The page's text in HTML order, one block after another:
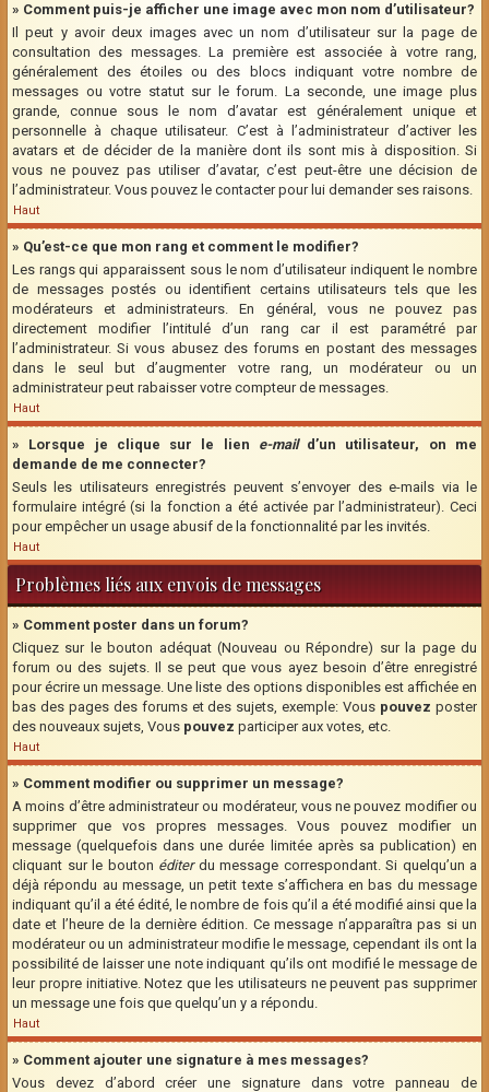
» Comment puis-je afficher une image avec mon nom d’utilisateur?
Il peut y avoir deux images avec un nom d’utilisateur sur la page de
consultation des messages. La première est associée à votre rang,
généralement des étoiles ou des blocs indiquant votre nombre de
messages ou votre statut sur le forum. La seconde, une image plus
grande, connue sous le nom d’avatar est généralement unique et
personnelle à chaque utilisateur. C’est à l’administrateur d’activer les
avatars et de décider de la manière dont ils sont mis à disposition. Si
vous ne pouvez pas utiliser d’avatar, c’est peut-être une décision de
l’administrateur. Vous pouvez le contacter pour lui demander ses raisons.
Haut
» Qu’est-ce que mon rang et comment le modifier?
Les rangs qui apparaissent sous le nom d’utilisateur indiquent le nombre
de messages postés ou identifient certains utilisateurs tels que les
modérateurs et administrateurs. En général, vous ne pouvez pas
directement modifier l’intitulé d’un rang car il est paramétré par
l’administrateur. Si vous abusez des forums en postant des messages
dans le seul but d’augmenter votre rang, un modérateur ou un
administrateur peut rabaisser votre compteur de messages.
Haut
» Lorsque je clique sur le lien e-maild’un utilisateur, on me
demande de me connecter?
Seuls les utilisateurs enregistrés peuvent s’envoyer des e-mails via le
formulaire intégré (si la fonction a été activée par l’administrateur). Ceci
pour empêcher un usage abusif de la fonctionnalité par les invités.
Haut
Problèmes liés aux envois de messages
» Comment poster dans un forum?
Cliquez sur le bouton adéquat (Nouveau ou Répondre) sur la page du
forum ou des sujets. Il se peut que vous ayez besoin d’être enregistré
pour écrire un message. Une liste des options disponibles est affichée en
bas des pages des forums et des sujets, exemple: Vous pouvez poster
des nouveaux sujets, Vous pouvez participer aux votes, etc.
Haut
» Comment modifier ou supprimer un message?
A moins d’être administrateur ou modérateur, vous ne pouvez modifier ou
supprimer que vos propres messages. Vous pouvez modifier un
message (quelquefois dans une durée limitée après sa publication) en
cliquant sur le bouton éditerdu message correspondant. Si quelqu’un a
déjà répondu au message, un petit texte s’affichera en bas du message
indiquant qu’il a été édité, le nombre de fois qu’il a été modifié ainsi que la
date et l’heure de la dernière édition. Ce message n’apparaîtra pas si un
modérateur ou un administrateur modifie le message, cependant ils ont la
possibilité de laisser une note indiquant qu’ils ont modifié le message de
leur propre initiative. Notez que les utilisateurs ne peuvent pas supprimer
un message une fois que quelqu’un y a répondu.
Haut
» Comment ajouter une signature à mes messages?
Vous devez d’abord créer une signature dans votre panneau de